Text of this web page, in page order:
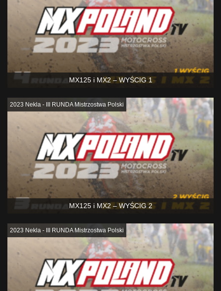
MX125 i MX2 – WYŚCIG 1
MX125 i MX2 – WYŚCIG 2
2023 Nekla - III RUNDA Mistrzostwa Polski
2023 Nekla - III RUNDA Mistrzostwa Polski